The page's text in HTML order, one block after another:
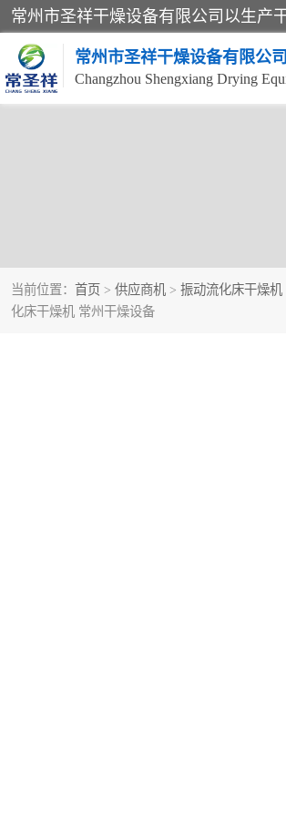
常州市圣祥干燥设备有限公司
当前位置： 首页 > 供应商机 > 振动流化床干燥机
化床干燥机 常州干燥设备